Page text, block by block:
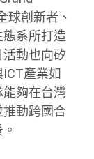
球創新者、
系所打造
活動也向矽
產業如
夠在台灣
推動跨國合